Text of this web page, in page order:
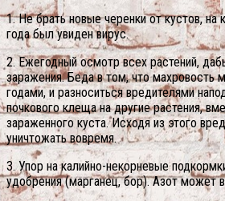
1. Не брать новые черенки от кустов,
года был увиден вирус.
2. Ежегодный осмотр всех растений,
заражения. Беда в том, что махровость
годами, и разноситься вредителями
почкового клеща на другие растения,
зараженного куста. Исходя из этого
уничтожать вовремя.
3. Упор на калийно-некорневые
удобрения (марганец, бор). Азот может